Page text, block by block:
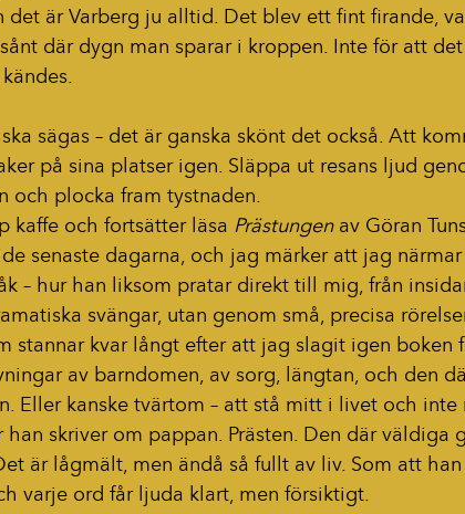
det är Varberg ju alltid. Det blev ett fint firande,
där dygn man sparar i kroppen. Inte för att
sägas – det är ganska skönt det också. Att
på sina platser igen. Släppa ut resans ljud
och plocka fram tystnaden.
kaffe och fortsätter läsa Prästungen av Göran
senaste dagarna, och jag märker att jag
– hur han liksom pratar direkt till mig, från
svängar, utan genom små, precisa
stannar kvar långt efter att jag slagit igen boken
av barndomen, av sorg, längtan, och den
Eller kanske tvärtom – att stå mitt i livet och inte
han skriver om pappan. Prästen. Den där väldiga
är lågmält, men ändå så fullt av liv. Som att
varje ord får ljuda klart, men försiktigt.